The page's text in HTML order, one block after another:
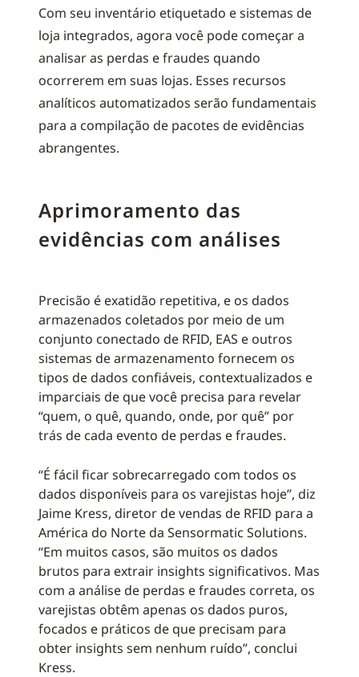
Com seu inventário etiquetado e sistemas de
loja integrados, agora você pode começar a
analisar as perdas e fraudes quando
ocorrerem em suas lojas. Esses recursos
analíticos automatizados serão fundamentais
para a compilação de pacotes de evidências
abrangentes.
Aprimoramento das
evidências com análises
Precisão é exatidão repetitiva, e os dados
armazenados coletados por meio de um
conjunto conectado de RFID, EAS e outros
sistemas de armazenamento fornecem os
tipos de dados confiáveis, contextualizados e
imparciais de que você precisa para revelar
“quem, o quê, quando, onde, por quê” por
trás de cada evento de perdas e fraudes.
“É fácil ficar sobrecarregado com todos os
dados disponíveis para os varejistas hoje”, diz
Jaime Kress, diretor de vendas de RFID para a
América do Norte da Sensormatic Solutions.
“Em muitos casos, são muitos os dados
brutos para extrair insights significativos. Mas
com a análise de perdas e fraudes correta, os
varejistas obtêm apenas os dados puros,
focados e práticos de que precisam para
obter insights sem nenhum ruído”, conclui
Kress.